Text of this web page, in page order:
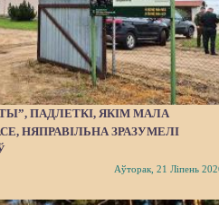
ПАДЛЕТКІ, ЯКІМ МАЛА
НЯПРАВІЛЬНА ЗРАЗУМЕЛІ
Аўторак, 21 Ліпень